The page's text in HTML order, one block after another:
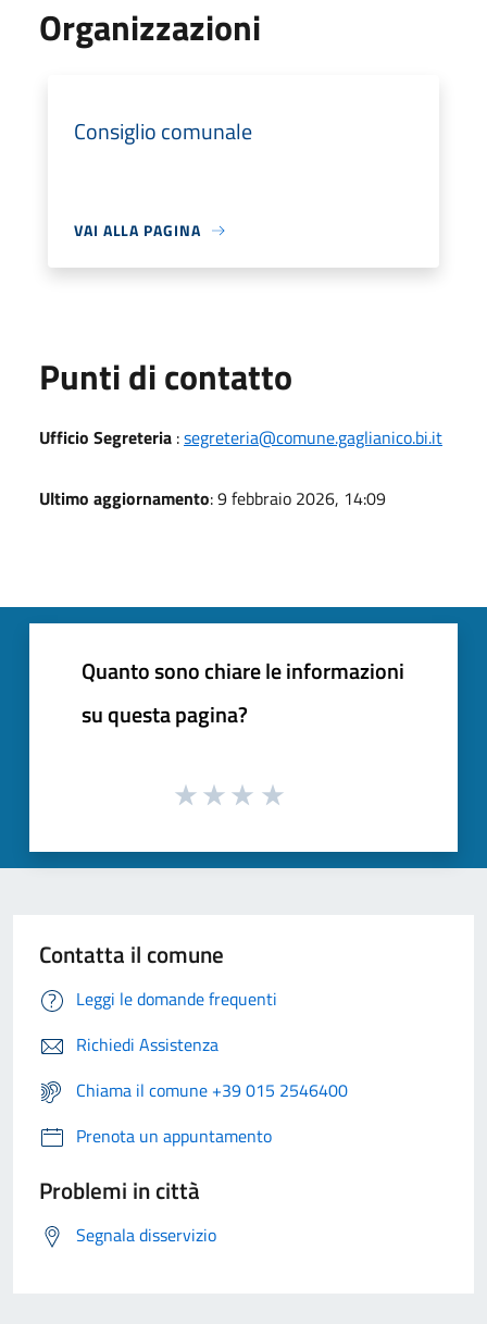
Organizzazioni
Consiglio comunale
VAI ALLA PAGINA
Punti di contatto
Ufficio Segreteria :segreteria@comune.gaglianico.bi.it
Ultimo aggiornamento: 9 febbraio 2026, 14:09
Quanto sono chiare le informazioni
su questa pagina?
Contatta il comune
Leggi le domande frequenti
Richiedi Assistenza
Chiama il comune +39 015 2546400
Prenota un appuntamento
Problemi in città
Segnala disservizio